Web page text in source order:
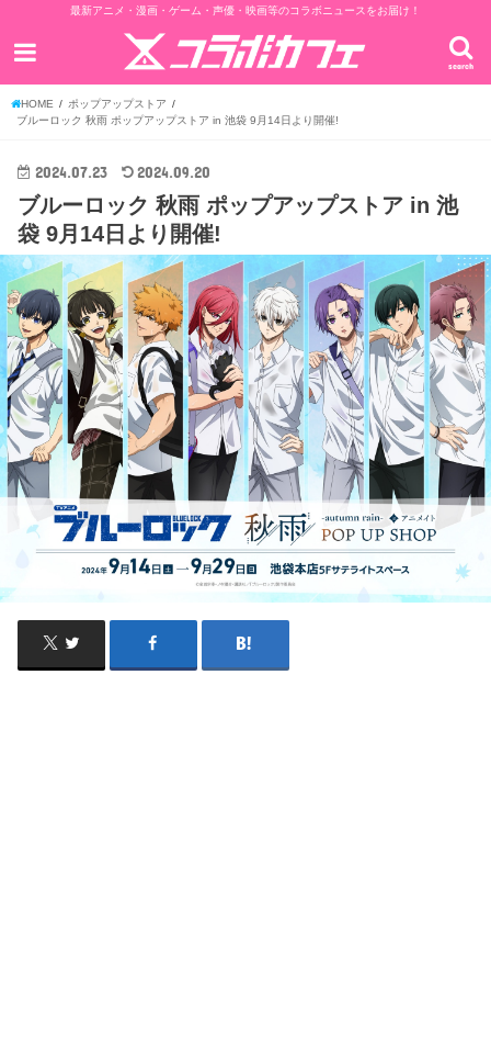
最新アニメ・漫画・ゲーム・声優・映画等のコラボニュースをお届け！
search
HOME
ポップアップストア
ブルーロック 秋雨 ポップアップストア in 池袋 9月14日より開催!
2024.07.23 2024.09.20
ブルーロック 秋雨 ポップアップストア in 池
袋 9月14日より開催!